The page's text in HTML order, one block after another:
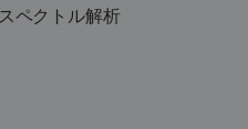
ペクトル解析